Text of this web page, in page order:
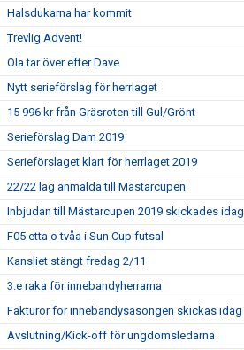
Halsdukarna har kommit
Trevlig Advent!
Ola tar över efter Dave
Nytt serieförslag för herrlaget
15 996 kr från Gräsroten till Gul/Grönt
Serieförslag Dam 2019
Serieförslaget klart för herrlaget 2019
22/22 lag anmälda till Mästarcupen
Inbjudan till Mästarcupen 2019 skickades idag
F05 etta o tvåa i Sun Cup futsal
Kansliet stängt fredag 2/11
3:e raka för innebandyherrarna
Fakturor för innebandysäsongen skickas idag
Avslutning/Kick-off för ungdomsledarna